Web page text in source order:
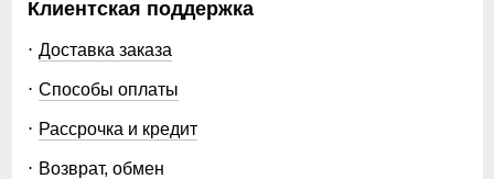
Клиентская поддержка
Доставка заказа
Способы оплаты
Рассрочка и кредит
Возврат, обмен